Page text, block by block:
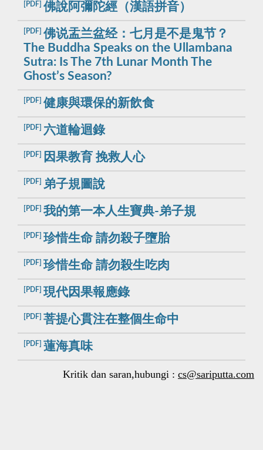
[PDF] 佛說阿彌陀經（漢語拼音）
[PDF]
佛说盂兰盆经：七月是不是鬼节？
The Buddha Speaks on the Ullambana
Sutra: Is The 7th Lunar Month The
Ghost’s Season?
[PDF] 健康與環保的新飲食
[PDF] 六道輪迴錄
[PDF] 因果教育 挽救人心
[PDF] 弟子規圖說
[PDF] 我的第一本人生寶典-弟子規
[PDF] 珍惜生命 請勿殺子墮胎
[PDF] 珍惜生命 請勿殺生吃肉
[PDF] 現代因果報應錄
[PDF] 菩提心貫注在整個生命中
[PDF] 蓮海真味
Kritik dan saran,hubungi : cs@sariputta.com